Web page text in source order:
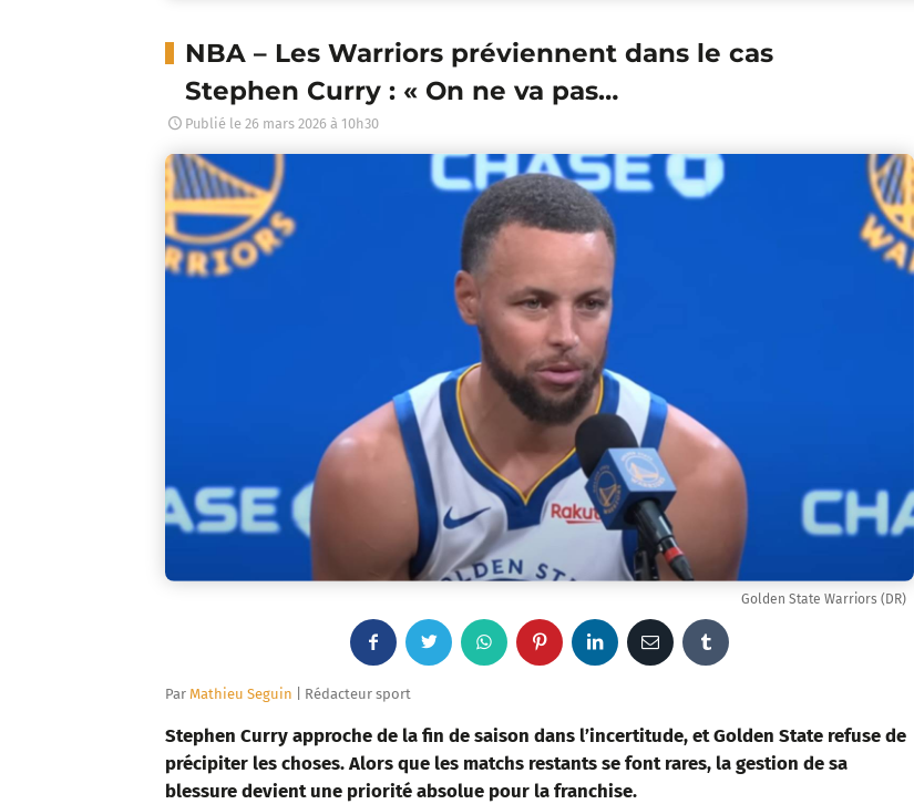
NBA – Les Warriors préviennent dans le cas
Stephen Curry : « On ne va pas…
Publié le 26 mars 2026 à 10h30
Golden State Warriors (DR)
a
c
e
i
W
a
P
n
t
n
k
E
a m
Par Mathieu Seguin | Rédacteur sport
Stephen Curry approche de la fin de saison dans l’incertitude, et Golden State refuse de
précipiter les choses. Alors que les matchs restants se font rares, la gestion de sa
blessure devient une priorité absolue pour la franchise.